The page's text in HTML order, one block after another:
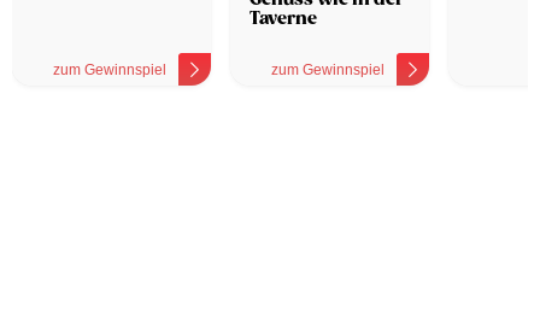
zum Gewinnspiel
Taverne
zum Gewinnspiel